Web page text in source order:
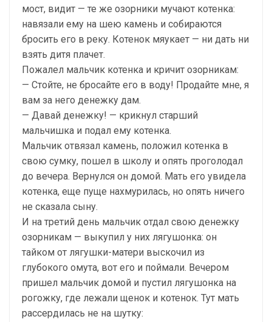
мост, видит — те же озорники мучают котенка:
навязали ему на шею камень и собираются
бросить его в реку. Котенок мяукает — ни дать ни
взять дитя плачет.
Пожалел мальчик котенка и кричит озорникам:
— Стойте, не бросайте его в воду! Продайте мне, я
вам за него денежку дам.
— Давай денежку! — крикнул старший
мальчишка и подал ему котенка.
Мальчик отвязал камень, положил котенка в
свою сумку, пошел в школу и опять проголодал
до вечера. Вернулся он домой. Мать его увидела
котенка, еще пуще нахмурилась, но опять ничего
не сказала сыну.
И на третий день мальчик отдал свою денежку
озорникам — выкупил у них лягушонка: он
тайком от лягушки-матери выскочил из
глубокого омута, вот его и поймали. Вечером
пришел мальчик домой и пустил лягушонка на
рогожку, где лежали щенок и котенок. Тут мать
рассердилась не на шутку: